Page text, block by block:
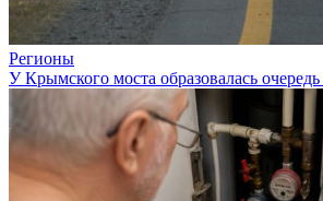
Регионы
У Крымского моста образовалась